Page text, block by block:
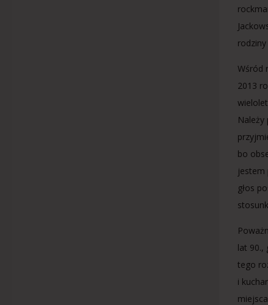
Wśród
2013
bo
jestem
głos
lat 90.,
tego
i